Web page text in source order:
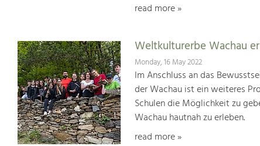
read more »
Weltkulturerbe Wachau
Monday, 16 May 2022
Im Anschluss an das
der Wachau ist ein weiteres
Schulen die Möglichkeit zu
Wachau hautnah zu erleben.
read more »